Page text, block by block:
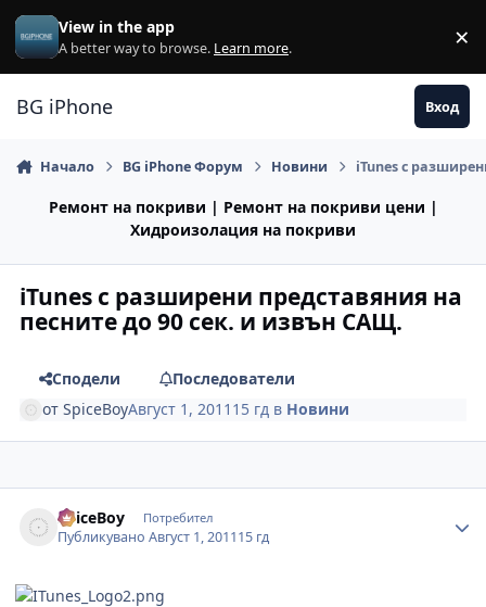
Премини към съдържанието
View in the app
A better way to browse. Learn more. ×
BG iPhone Вход
Начало BG iPhone Форум Новини iTunes с
Ремонт на покриви | Ремонт на покриви цени |
Хидроизолация на покриви
iTunes с разширени представяния на
песните до 90 сек. и извън САЩ.
Сподели
Последователи
отSpiceBoyАвгуст 1, 2011 15 гд в Новини
SpiceBoy Потребител
ПубликуваноАвгуст 1, 201115 гд